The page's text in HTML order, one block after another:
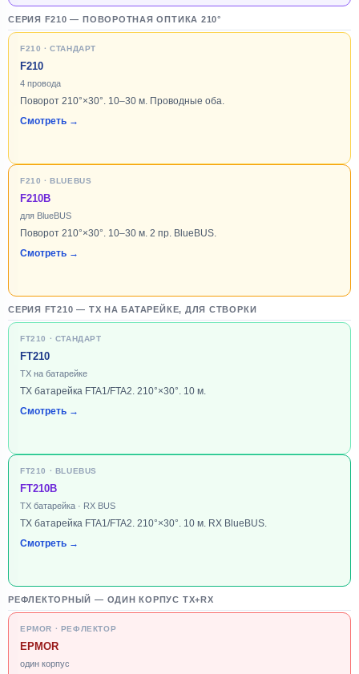
СЕРИЯ F210 — ПОВОРОТНАЯ ОПТИКА 210°
F210 · СТАНДАРТ
F210
4 провода
Поворот 210°×30°. 10–30 м. Проводные оба.
Смотреть →
F210 · BLUEBUS
F210B
для BlueBUS
Поворот 210°×30°. 10–30 м. 2 пр. BlueBUS.
Смотреть →
СЕРИЯ FT210 — TX НА БАТАРЕЙКЕ, ДЛЯ СТВОРКИ
FT210 · СТАНДАРТ
FT210
TX на батарейке
TX батарейка FTA1/FTA2. 210°×30°. 10 м.
Смотреть →
FT210 · BLUEBUS
FT210B
TX батарейка · RX BUS
TX батарейка FTA1/FTA2. 210°×30°. 10 м. RX BlueBUS.
Смотреть →
РЕФЛЕКТОРНЫЙ — ОДИН КОРПУС TX+RX
EPMOR · РЕФЛЕКТОР
EPMOR
один корпус